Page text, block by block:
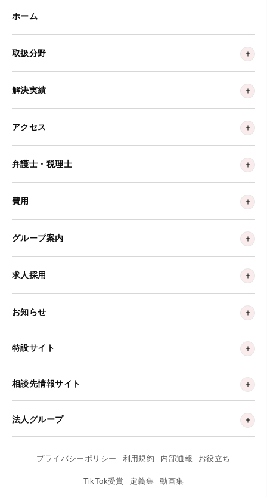
ホーム
取扱分野
解決実績
アクセス
弁護士・税理士
費用
グループ案内
求人採用
お知らせ
特設サイト
相談先情報サイト
法人グループ
プライバシーポリシー 利用規約 内部通報 お役立ち
TikTok受賞 定義集 動画集